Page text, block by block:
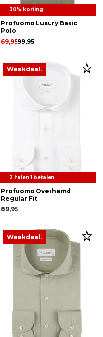
30% korting
Profuomo Luxury Basic
Polo
99,95
69,95
Weekdeal.
2 halen 1 betalen
Profuomo Overhemd
Regular Fit
89,95
Weekdeal.